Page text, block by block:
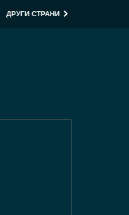
ДРУГИ СТРАНИ